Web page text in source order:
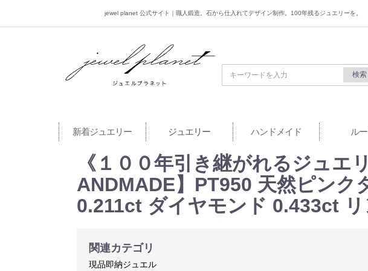
jewel planet 公式サイト｜職人鍛造。石から仕入れてデザイン制作。100年残るジュエリーを。
jewel planet 公式サイト
検索
新着ジュエリー ジュエリー ハンドメイド ル
《１００年引き継がれるジュ
ANDMADE】PT950 天然ピン
0.211ct ダイヤモンド 0.433ct
関連カテゴリ
現品即納ジュエル